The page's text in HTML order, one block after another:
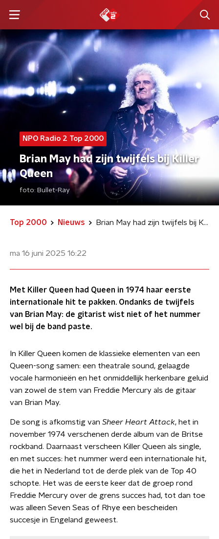
NPO Radio 2 Top 2000
Brian May had zijn twijfels bij Killer
Queen
foto: Bullet-Ray
Top 2000 Nieuws Brian May had zijn twijfels bij Killer Queen
ma 16 juni 2025 16:22
Met Killer Queen had Queen in 1974 haar eerste
internationale hit te pakken. Ondanks de twijfels
van Brian May: de gitarist wist niet of het nummer
wel bij de band paste.
In Killer Queen komen de klassieke elementen van een
Queen-song samen: een theatrale sound, gelaagde
vocale harmonieën en het onmiddellijk herkenbare geluid
van zowel de stem van Freddie Mercury als de gitaar
van Brian May.
De song is afkomstig van Sheer Heart Attack, het in
november 1974 verschenen derde album van de Britse
rockband. Daarnaast verscheen Killer Queen als single,
en met succes: het nummer werd een internationale hit,
die het in Nederland tot de derde plek van de Top 40
schopte. Het was de eerste keer dat de groep rond
Freddie Mercury over de grens succes had, tot dan toe
was alleen Seven Seas of Rhye een bescheiden
succesje in Engeland geweest.